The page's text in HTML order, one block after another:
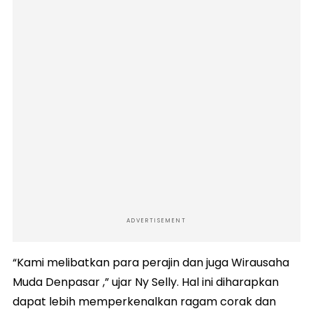
ADVERTISEMENT
“Kami melibatkan para perajin dan juga Wirausaha
Muda Denpasar ,” ujar Ny Selly. Hal ini diharapkan
dapat lebih memperkenalkan ragam corak dan